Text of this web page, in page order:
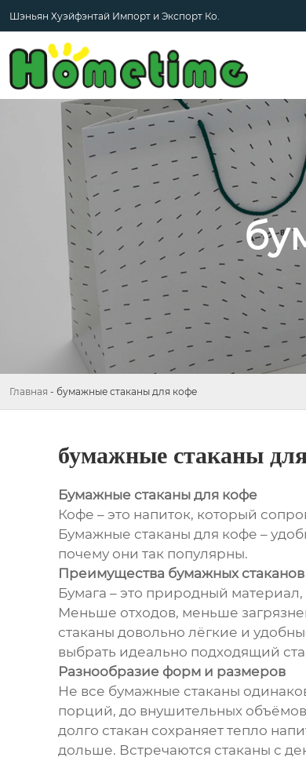
Шэньян Хуэйфэнтай Импорт и Экспорт Ко.
Главная - бумажные стаканы для кофе
бумажные стаканы
Бумажные стаканы для кофе
Кофе – это напиток, который
Бумажные стаканы для кофе –
почему они так популярны.
Преимущества бумажных стаканов
Бумага – это природный
Меньше отходов, меньше
стаканы довольно лёгкие и
выбрать идеально подходящий
Разнообразие форм и размеров
Не все бумажные стаканы
порций, до внушительных
долго стакан сохраняет тепло
дольше. Встречаются стаканы с